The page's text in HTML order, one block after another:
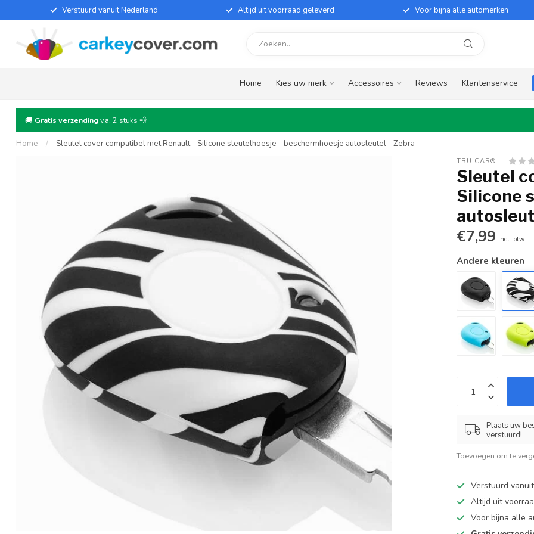
Verstuurd vanuit Nederland Altijd uit voorraad geleverd Voor bijna alle automerken
Home Kies uw merk Accessoires Reviews Klantenservice
🚚 Gratis verzendingv.a. 2 stuks 💨
Home / Sleutel cover compatibel met Renault - Silicone sleutelhoesje - beschermhoesje autosleutel - Zebra
TBU CAR®
Sleutel
Silicone
€7,99 Incl. btw
Andere kleuren
Plaats uw
verstuurd!
Toevoegen om te
Verstuurd
Altijd uit
Voor bijna alle